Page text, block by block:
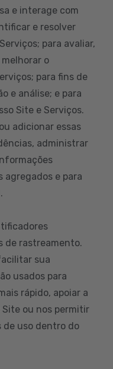
e interage com
e resolver
para avaliar,
o
para fins de
e análise; e para
Site e Serviços.
adicionar essas
administrar
agregados e para
de rastreamento.
sua
usados para
rápido, apoiar a
Site ou nos permitir
de uso dentro do